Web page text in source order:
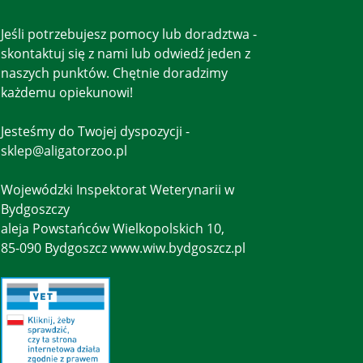
Jeśli potrzebujesz pomocy lub doradztwa -
skontaktuj się z nami lub odwiedź jeden z
naszych punktów. Chętnie doradzimy
każdemu opiekunowi!
Jesteśmy do Twojej dyspozycji -
sklep@aligatorzoo.pl
Wojewódzki Inspektorat Weterynarii w
Bydgoszczy
aleja Powstańców Wielkopolskich 10,
85-090 Bydgoszcz www.wiw.bydgoszcz.pl